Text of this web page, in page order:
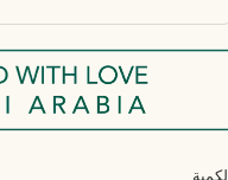
الكمية